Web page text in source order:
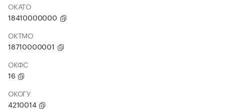
ОКАТО
18410000000
ОКТМО
18710000001
ОКФС
16
ОКОГУ
4210014